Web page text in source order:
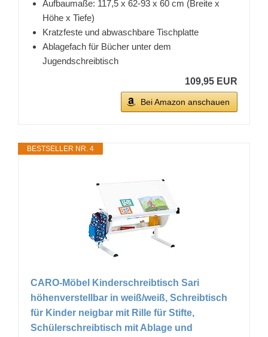
Aufbaumaße: 117,5 x 62-93 x 60 cm (Breite x
Höhe x Tiefe)
Kratzfeste und abwaschbare Tischplatte
Ablagefach für Bücher unter dem
Jugendschreibtisch
109,95 EUR
Bei Amazon anschauen
BESTSELLER NR. 4
CARO-Möbel Kinderschreibtisch Sari
höhenverstellbar in weiß/weiß, Schreibtisch
für Kinder neigbar mit Rille für Stifte,
Schülerschreibtisch mit Ablage und